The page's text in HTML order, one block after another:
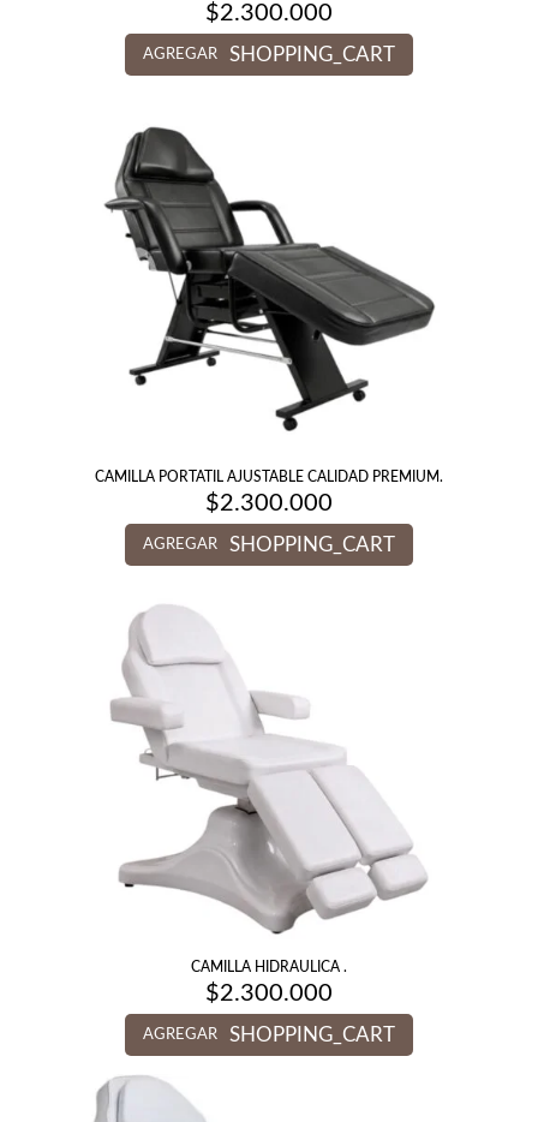
$2.300.000
AGREGAR SHOPPING_CART
CAMILLA PORTATIL AJUSTABLE CALIDAD PREMIUM.
$2.300.000
AGREGAR SHOPPING_CART
CAMILLA HIDRAULICA .
$2.300.000
AGREGAR SHOPPING_CART